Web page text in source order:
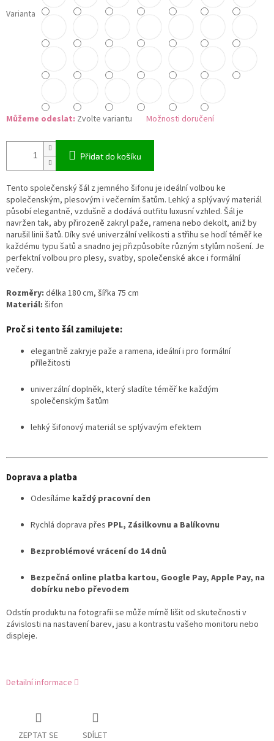
Varianta
Můžeme odeslat: Zvolte variantu Možnosti doručení
Přidat do košíku
Tento společenský šál z jemného šifonu je ideální volbou ke
společenským, plesovým i večerním šatům. Lehký a splývavý materiál
působí elegantně, vzdušně a dodává outfitu luxusní vzhled. Šál je
navržen tak, aby přirozeně zakryl paže, ramena nebo dekolt, aniž by
narušil linii šatů. Díky své univerzální velikosti a střihu se hodí téměř ke
každému typu šatů a snadno jej přizpůsobíte různým stylům nošení. Je
perfektní volbou pro plesy, svatby, společenské akce i formální
večery.
Rozměry: délka 180 cm, šířka 75 cm
Materiál: šifon
Proč si tento šál zamilujete:
elegantně zakryje paže a ramena, ideální i pro formální
příležitosti
univerzální doplněk, který sladíte téměř ke každým
společenským šatům
lehký šifonový materiál se splývavým efektem
Doprava a platba
Odesíláme každý pracovní den
Rychlá doprava přes PPL, Zásilkovnu a Balíkovnu
Bezproblémové vrácení do 14 dnů
Bezpečná online platba kartou, Google Pay, Apple Pay, na
dobírku nebo převodem
Odstín produktu na fotografii se může mírně lišit od skutečnosti v
závislosti na nastavení barev, jasu a kontrastu vašeho monitoru nebo
displeje.
Detailní informace
ZEPTAT SE SDÍLET